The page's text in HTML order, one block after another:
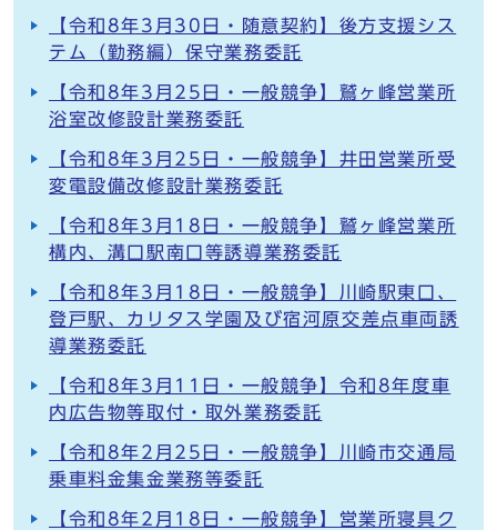
【令和8年3月30日・随意契約】後方支援シス
テム（勤務編）保守業務委託
【令和8年3月25日・一般競争】鷲ヶ峰営業所
浴室改修設計業務委託
【令和8年3月25日・一般競争】井田営業所受
変電設備改修設計業務委託
【令和8年3月18日・一般競争】鷲ヶ峰営業所
構内、溝口駅南口等誘導業務委託
【令和8年3月18日・一般競争】川崎駅東口、
登戸駅、カリタス学園及び宿河原交差点車両誘
導業務委託
【令和8年3月11日・一般競争】令和8年度車
内広告物等取付・取外業務委託
【令和8年2月25日・一般競争】川崎市交通局
乗車料金集金業務等委託
【令和8年2月18日・一般競争】営業所寝具ク